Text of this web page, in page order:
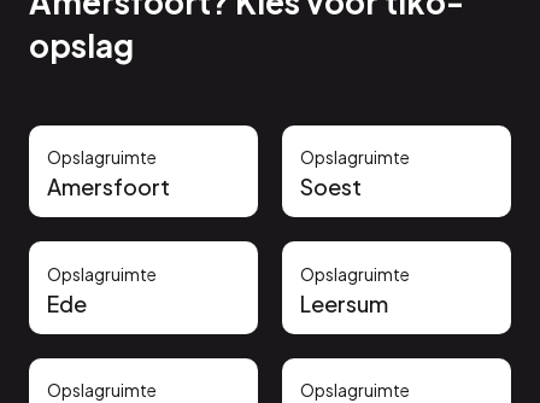
opslag
Opslagruimte
Amersfoort
Opslagruimte
Soest
Opslagruimte
Ede
Opslagruimte
Leersum
Opslagruimte Opslagruimte